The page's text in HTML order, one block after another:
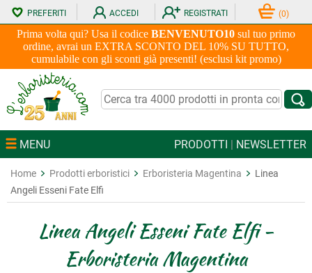
Prima volta qui? Usa il codice BENVENUTO10 sul tuo primo
ordine, avrai un EXTRA SCONTO DEL 10% SU TUTTO,
cumulabile con gli sconti già presenti! (esclusi kit promo)
PREFERITI ACCEDI REGISTRATI (0)
MENU PRODOTTI | NEWSLETTER
Home Prodotti erboristici Erboristeria Magentina
Linea
Angeli Esseni Fate Elfi
Linea Angeli Esseni Fate Elfi -
Erboristeria Magentina